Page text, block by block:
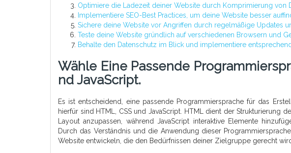
Optimiere die Ladezeit deiner Website durch Komprimierung von
Implementiere SEO-Best Practices, um deine Website besser
Sichere deine Website vor Angriffen durch regelmäßige Updates
Teste deine Website gründlich auf verschiedenen Browsern und
Behalte den Datenschutz im Blick und implementiere
Wähle Eine Passende
Nd JavaScript.
Es ist entscheidend, eine passende Programmiersprache für das
hierfür sind HTML, CSS und JavaScript. HTML dient der Strukturierung
Layout anzupassen, während JavaScript interaktive Elemente
Durch das Verständnis und die Anwendung dieser
Website entwickeln, die den Bedürfnissen deiner Zielgruppe gerecht